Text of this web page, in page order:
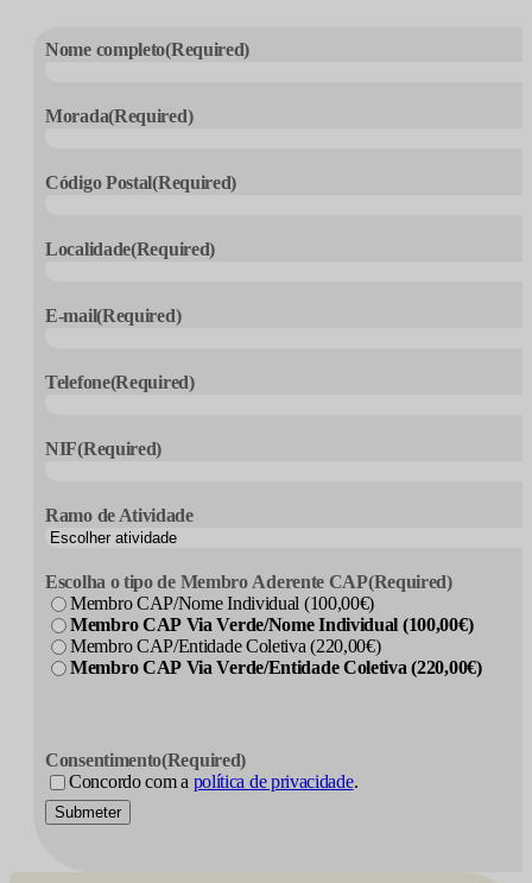
Nome completo(Required)
Morada(Required)
Código Postal(Required)
Localidade(Required)
E-mail(Required)
Telefone(Required)
NIF(Required)
Ramo de Atividade
Escolha o tipo de Membro Aderente CAP(Required)
Membro CAP/Nome Individual (100,00€)
Membro CAP Via Verde/Nome Individual (100,00€)
Membro CAP/Entidade Coletiva (220,00€)
Membro CAP Via Verde/Entidade Coletiva (220,00€)
Consentimento(Required)
Concordo com a política de privacidade.
Submeter